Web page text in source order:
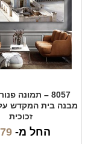
8057 – תמונה
מבנה בית המקדש
זכוכית
החל מ- 79